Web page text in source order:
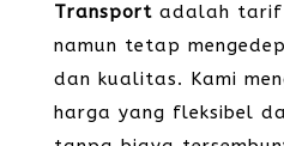
Transportadalah tarif
namun tetap
dan kualitas. Kami
harga yang fleksibel